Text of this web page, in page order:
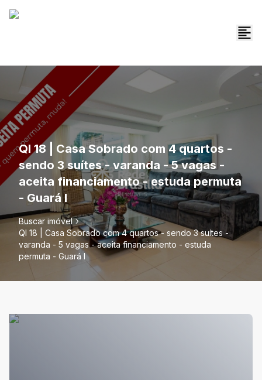
QI 18 | Casa Sobrado com 4 quartos -
sendo 3 suítes - varanda - 5 vagas -
aceita financiamento - estuda permuta
- Guará I
Buscar imóvel
QI 18 | Casa Sobrado com 4 quartos - sendo 3 suítes -
varanda - 5 vagas - aceita financiamento - estuda
permuta - Guará I